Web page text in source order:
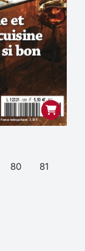
80
81